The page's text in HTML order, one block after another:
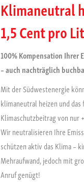
Klimaneutral
1,5 Cent pro
100% Kompensation Ihrer
– auch nachträglich
Mit der Südwestenergie
klimaneutral heizen und
Klimaschutzbeitrag von nur
Wir neutralisieren Ihre
schützen aktiv das Klima –
Mehraufwand, jedoch mit
Anruf genügt!